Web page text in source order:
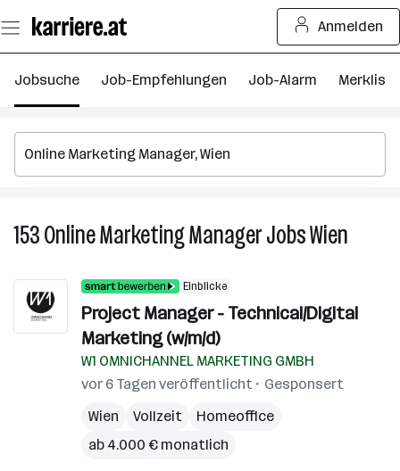
Seiteninhalt
springen
Anmelden
Jobsuche Job-Empfehlungen Job-Alarm Merkliste
153Online Marketing ManagerJobsWien
Jobs
Einblicke
Project Manager - Technical/Digital
Marketing (w/m/d)
W1 OMNICHANNEL MARKETING GMBH
vor 6 Tagen veröffentlicht
Gesponsert
Wien
Vollzeit
Homeoffice
ab 4.000 € monatlich